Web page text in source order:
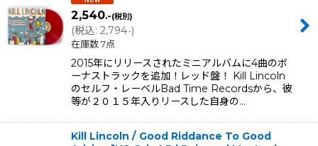
2,540.-(税別)
(税込: 2,794.-)
在庫数 7点
2015年にリリースされたミニアルバムに4曲のボ
ーナストラックを追加！レッド盤！ Kill Lincoln
のセルフ・レーベルBad Time Recordsから、彼
等が２０１５年入りリースした自身の…
Kill Lincoln / Good Riddance To Good